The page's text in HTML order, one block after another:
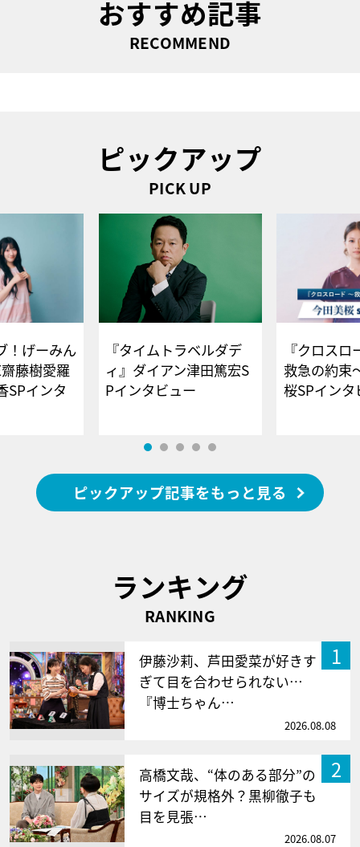
おすすめ記事
RECOMMEND
ピックアップ
PICK UP
！げーみん
藤樹愛羅
SPインタ
『タイムトラベルダデ
ィ』ダイアン津田篤宏S
Pインタビュー
『クロス
救急の約束
桜SPイ
ピックアップ記事をもっと見る
ランキング
RANKING
1
伊藤沙莉、芦田愛菜が好きす
ぎて目を合わせられない…
『博士ちゃん…
2026.08.08
2
高橋文哉、“体のある部分”の
サイズが規格外？黒柳徹子も
目を見張…
2026.08.07